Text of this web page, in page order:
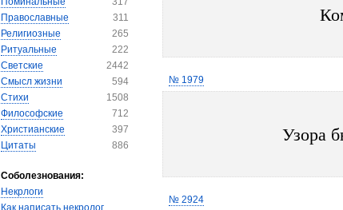
Православные
311
Религиозные
265
Ритуальные
222
Светские
2442
Смысл жизни
594
Стихи
1508
Философские
712
Христианские
397
Цитаты
886
Соболезнования:
Некрлоги
Как написать некролог
№ 1979
Узора
№ 2924